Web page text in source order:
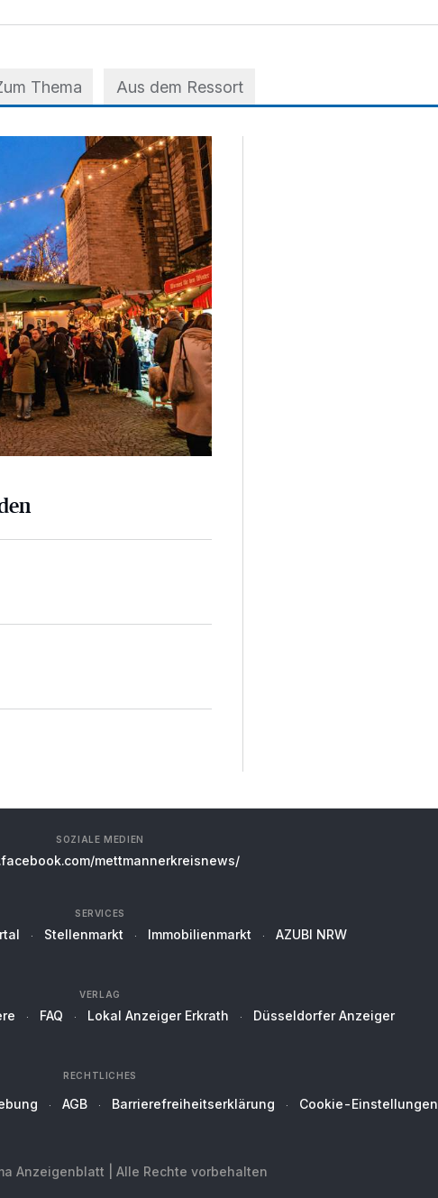
Thema Aus dem Ressort
SOZIALE MEDIEN
mettmannerkreisnews/
SERVICES
Stellenmarkt Immobilienmarkt AZUBI NRW
VERLAG
FAQ Lokal Anzeiger Erkrath Düsseldorfer Anzeiger
RECHTLICHES
AGB Barrierefreiheitserklärung Cookie-Einstellungen
Anzeigenblatt | Alle Rechte vorbehalten